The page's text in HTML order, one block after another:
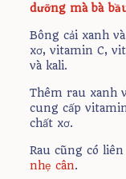
dưỡng mà bà
Bông cải xanh
xơ, vitamin C,
và kali.
Thêm rau xanh
cung cấp
chất xơ.
Rau cũng có
nhẹ cân.